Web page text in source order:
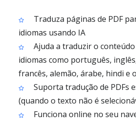
Traduza páginas de PDF
idiomas usando IA
Ajuda a traduzir o conteúdo
idiomas como português,
francês, alemão, árabe, hindi e
Suporta tradução de PDFs
(quando o texto não é
Funciona online no seu